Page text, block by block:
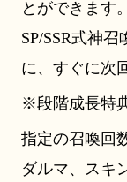
とができます
SP/SSR式神
に、すぐに次
※段階成長特
指定の召喚回
ダルマ、スキ